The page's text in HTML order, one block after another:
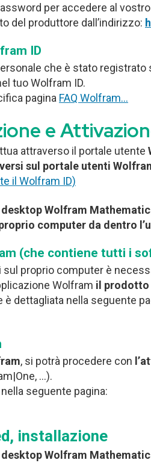
per accedere al
del produttore dall’indirizzo:
ID
che è stato
tuo Wolfram ID.
pagina FAQ Wolfram…
e
attraverso il portale utente
sul portale utenti
il Wolfram ID)
Wolfram
computer da dentro
(che contiene tutti i
proprio computer è
Wolfram il prodotto
dettagliata nella seguente
, si potrà procedere con
…).
seguente pagina:
installazione
Wolfram